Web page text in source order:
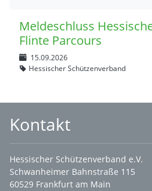
Meldeschluss
Flinte Parcours
15.09.2026
Hessischer Schützenverband
Kontakt
Hessischer Schützenverband e.V.
Schwanheimer Bahnstraße 115
60529 Frankfurt am Main